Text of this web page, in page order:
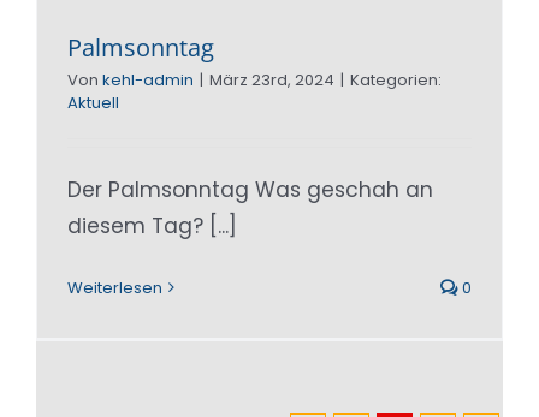
Palmsonntag
Von kehl-admin | März 23rd, 2024 | Kategorien:
Aktuell
Der Palmsonntag Was geschah an
diesem Tag? [...]
Weiterlesen 0